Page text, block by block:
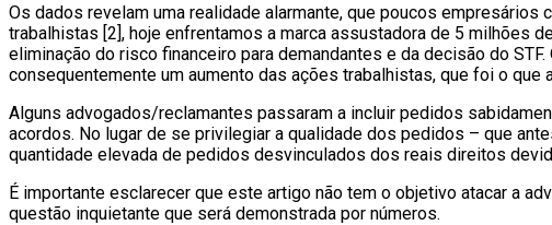
Os dados revelam uma realidade alarmante, que poucos
trabalhistas [2], hoje enfrentamos a marca assustadora de 5 milhões
eliminação do risco financeiro para demandantes e da decisão do
consequentemente um aumento das ações trabalhistas, que foi o que
Alguns advogados/reclamantes passaram a incluir pedidos
acordos. No lugar de se privilegiar a qualidade dos pedidos – que
quantidade elevada de pedidos desvinculados dos reais direitos
É importante esclarecer que este artigo não tem o objetivo atacar a
questão inquietante que será demonstrada por números.